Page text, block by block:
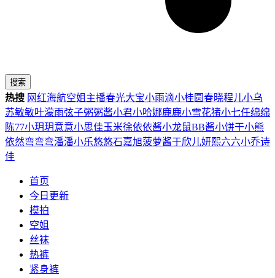
搜索
热搜 网红海航空姐 主播春光大宝小雨滴小桂圆春晓程儿小乌
苏敏敏叶濛雨弦子粥粥酱小君小哈娜鹿鹿小雪花猪小七任绵绵
陈77小玥玥意意小思佳玉米徐依依酱小龙鼠BB酱小饼干小熊
依然弯弯弯潘潘小乐悠悠石嘉旭菠萝酱于欣儿妍熙六六小乔诗
佳
首页
今日更新
模拍
空姐
丝袜
热裤
紧身裤